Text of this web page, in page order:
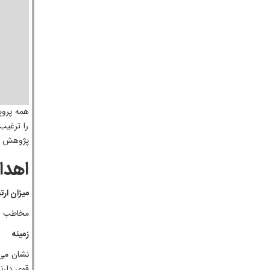
همه
را
پژوهش
میزان
مخاطب
زمینه
نشان